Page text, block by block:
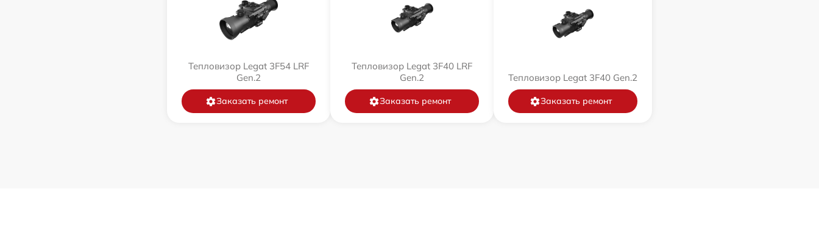
Тепловизор Legat 3F54 LRF
Gen.2
Заказать ремонт
Тепловизор Legat 3F40 LRF
Gen.2
Заказать ремонт
Тепловизор Legat 3F40 Gen.2
Заказать ремонт